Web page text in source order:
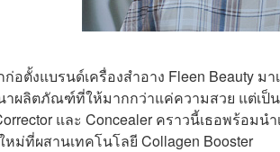
อตั้งแบรนด์เครื่องสำอาง Fleen Beauty ม
ผลิตภัณฑ์ที่ให้มากกว่าแค่ความสวย แต่เป็น
และ Concealer คราวนี้เธอพร้อม
หม่ที่ผสานเทคโนโลยี Collagen Booster